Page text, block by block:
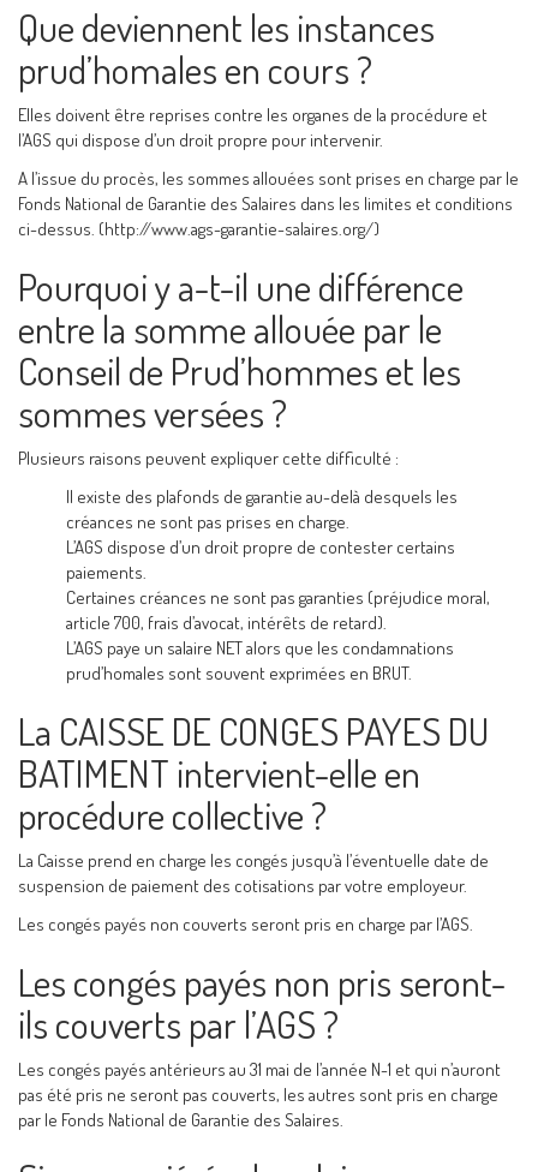
Que deviennent les instances
prud’homales en cours ?
Elles doivent être reprises contre les organes de la procédure et
l’AGS qui dispose d’un droit propre pour intervenir.
A l’issue du procès, les sommes allouées sont prises en charge par le
Fonds National de Garantie des Salaires dans les limites et conditions
ci-dessus. (http://www.ags-garantie-salaires.org/)
Pourquoi y a-t-il une différence
entre la somme allouée par le
Conseil de Prud’hommes et les
sommes versées ?
Plusieurs raisons peuvent expliquer cette difficulté :
Il existe des plafonds de garantie au-delà desquels les
créances ne sont pas prises en charge.
L’AGS dispose d’un droit propre de contester certains
paiements.
Certaines créances ne sont pas garanties (préjudice moral,
article 700, frais d’avocat, intérêts de retard).
L’AGS paye un salaire NET alors que les condamnations
prud’homales sont souvent exprimées en BRUT.
La CAISSE DE CONGES PAYES DU
BATIMENT intervient-elle en
procédure collective ?
La Caisse prend en charge les congés jusqu’à l’éventuelle date de
suspension de paiement des cotisations par votre employeur.
Les congés payés non couverts seront pris en charge par l’AGS.
Les congés payés non pris seront-
ils couverts par l’AGS ?
Les congés payés antérieurs au 31 mai de l’année N-1 et qui n’auront
pas été pris ne seront pas couverts, les autres sont pris en charge
par le Fonds National de Garantie des Salaires.